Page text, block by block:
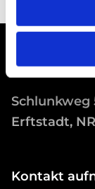
Schlunkweg
Erftstadt,
Kontakt